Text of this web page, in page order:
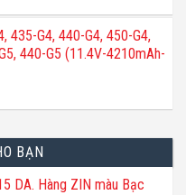
435-G4, 440-G4, 450-G4,
440-G5 (11.4V-4210mAh-
BẠN
DA. Hàng ZIN màu Bạc